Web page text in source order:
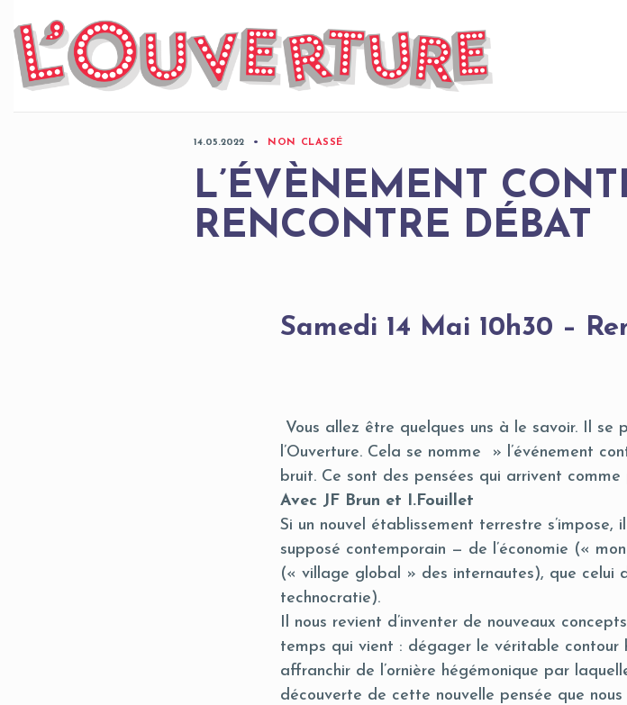
to
content
14.05.2022 NON CLASSÉ
L’ÉVÈNEMENT
RENCONTRE DÉBAT
Samedi 14 Mai 10h30 –
Vous allez être quelques uns à le savoir. Il se
l’Ouverture. Cela se nomme » l’événement
bruit. Ce sont des pensées qui arrivent
Avec JF Brun et I.Fouillet
Si un nouvel établissement terrestre
supposé contemporain — de l’économie («
(« village global » des internautes), que
technocratie).
Il nous revient d’inventer de nouveaux
temps qui vient : dégager le véritable contour
affranchir de l’ornière hégémonique par
découverte de cette nouvelle pensée que nous